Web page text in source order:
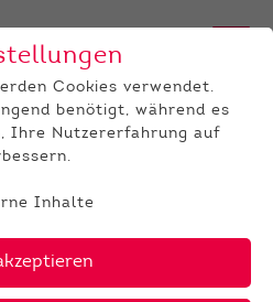
Cookies verwendet.
benötigt, während es
Ihre Nutzererfahrung auf
Inhalte